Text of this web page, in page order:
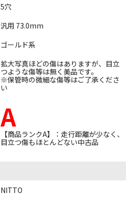
5穴
汎用 73.0mm
ゴールド系
拡大写真ほどの傷はありますが、目立
つような傷等は無く美品です。
※保管時の微細な傷等はご了承くださ
い
A
【商品ランクA】：走行距離が少なく、
目立つ傷もほとんどない中古品
NITTO